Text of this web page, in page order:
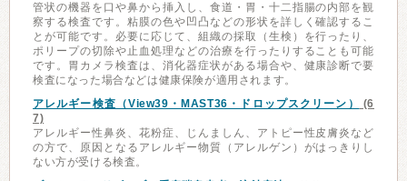
管状の機器を口や鼻から挿入し、食道・胃・十二指腸の内部を観
察する検査です。粘膜の色や凹凸などの形状を詳しく確認するこ
とが可能です。必要に応じて、組織の採取（生検）を行ったり、
ポリープの切除や止血処理などの治療を行ったりすることも可能
です。胃カメラ検査は、消化器症状がある場合や、健康診断で要
検査になった場合などは健康保険が適用されます。
アレルギー検査（View39・MAST36・ドロップスクリーン）
(6
7)
アレルギー性鼻炎、花粉症、じんましん、アトピー性皮膚炎など
の方で、原因となるアレルギー物質（アレルゲン）がはっきりし
ない方が受ける検査。